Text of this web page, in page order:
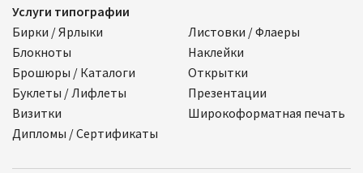
Услуги типографии
Бирки / Ярлыки
Блокноты
Брошюры / Каталоги
Буклеты / Лифлеты
Визитки
Дипломы / Сертификаты
Листовки / Флаеры
Наклейки
Открытки
Презентации
Широкоформатная печать